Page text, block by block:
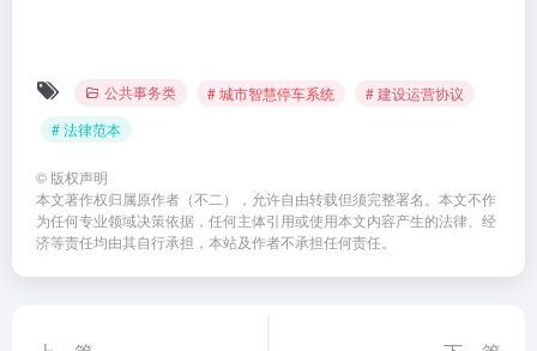
公共事务类 # 城市智慧停车系统
# 建设运营协议
# 法律范本
© 版权声明
本文著作权归属原作者（不二），允许自由转载但须完整署名。本文不作
为任何专业领域决策依据，任何主体引用或使用本文内容产生的法律、经
济等责任均由其自行承担，本站及作者不承担任何责任。